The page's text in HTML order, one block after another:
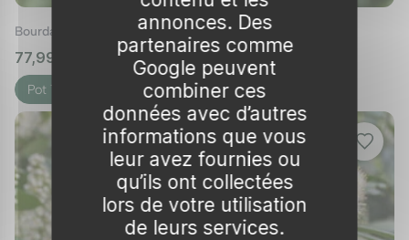
que la cascara sagrada est davantage
présente en Amérique du Nord. Chaque
espèce a ses propres spécificités et doit être
manipulée avec soin.
Notons aussi l’importance de connaître la
bonne variété pour unusage thérapeutique
Par exemple, la cascara sagrada est
particulièrement réputée pour soulager la
Bourdaine
77,99 € 🌱 en stock
Pot 7L
annonces. Des
partenaires comme
Google peuvent
combiner ces
données avec d’autres
informations que vous
leur avez fournies ou
qu’ils ont collectées
lors de votre utilisation
de leurs services.